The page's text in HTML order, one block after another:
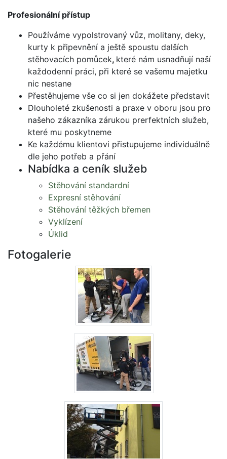
Profesionální přístup
Používáme vypolstrovaný vůz, molitany, deky,
kurty k připevnění a ještě spoustu dalších
stěhovacích pomůcek, které nám usnadňují naší
každodenní práci, při které se vašemu majetku
nic nestane
Přestěhujeme vše co si jen dokážete představit
Dlouholeté zkušenosti a praxe v oboru jsou pro
našeho zákazníka zárukou prerfektních služeb,
které mu poskytneme
Ke každému klientovi přistupujeme individuálně
dle jeho potřeb a přání
Nabídka a ceník služeb
Stěhování standardní
Expresní stěhování
Stěhování těžkých břemen
Vyklízení
Úklid
Fotogalerie